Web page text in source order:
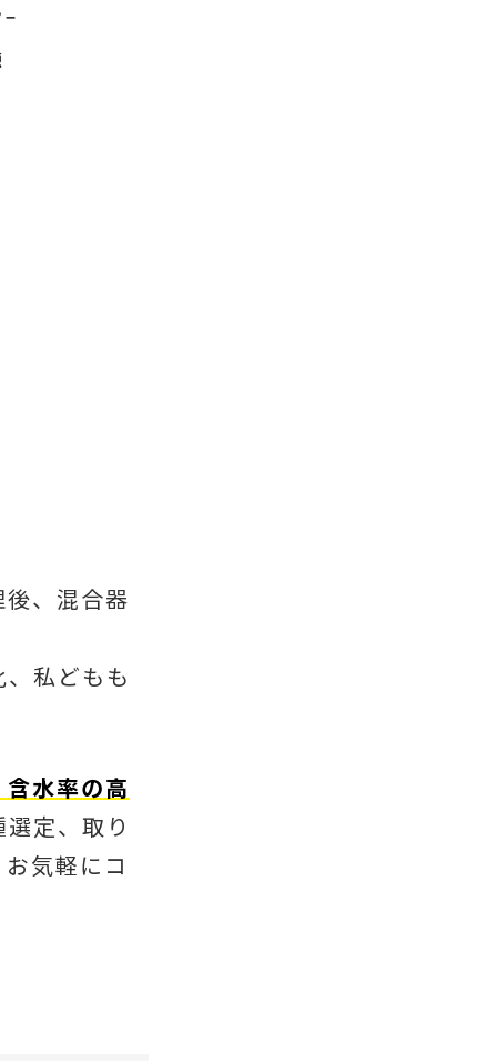
、混合器
私どもも
水率の高
定、取り
気軽にコ